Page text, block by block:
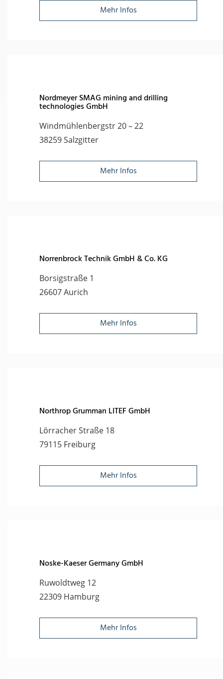
Mehr Infos
Nordmeyer SMAG mining and drilling
technologies GmbH
Windmühlenbergstr 20 – 22
38259 Salzgitter
Mehr Infos
Norrenbrock Technik GmbH & Co. KG
Borsigstraße 1
26607 Aurich
Mehr Infos
Northrop Grumman LITEF GmbH
Lörracher Straße 18
79115 Freiburg
Mehr Infos
Noske-Kaeser Germany GmbH
Ruwoldtweg 12
22309 Hamburg
Mehr Infos